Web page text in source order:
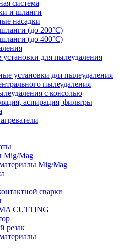
система
и шланги
насадки
(до 200°C)
(до 400°C)
для пылеудаления
установки для пылеудаления
пылеудаления
с консолью
аспирация, фильтры
Mig/Mag
Mig/Mag
сварки
CUTTING
резак